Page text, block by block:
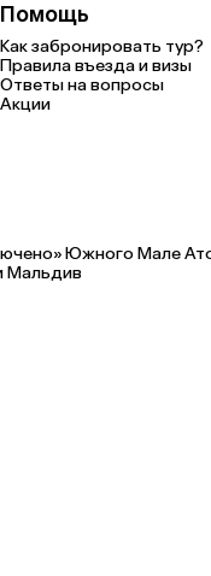
Помощь
Как забронировать тур?
Правила въезда и визы
Ответы на вопросы
Акции
Южного Мале
Мальдив